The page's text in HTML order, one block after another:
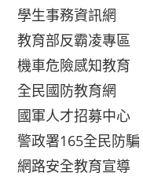
學生事務資訊網
教育部反霸凌專區
機車危險感知教育
全民國防教育網
國軍人才招募中心
警政署165全民防騙
網路安全教育宣導